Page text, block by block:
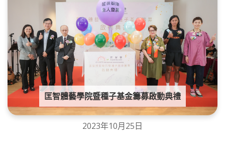
匡智體藝學院暨種子基金籌募啟動典禮
2023年10月25日